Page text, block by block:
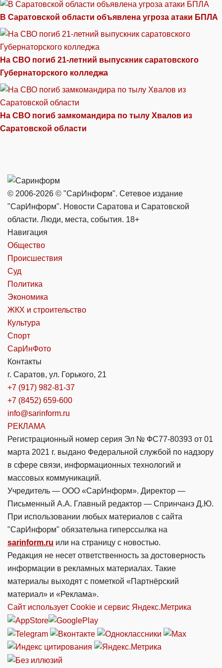
В Саратовской области объявлена угроза атаки БПЛА
На СВО погиб 21-летний выпускник саратовского
Губернаторского колледжа
На СВО погиб замкомандира по тылу Хвалов из
Саратовской области
© 2006-2026 © "СарИнформ". Сетевое издание
"СарИнформ". Новости Саратова и Саратовской
области. Люди, места, события. 18+
Навигация
Общество
Происшествия
Суд
Политика
Экономика
ЖКХ и строительство
Культура
Спорт
СарИнФото
Контакты
г. Саратов, ул. Горького, 21
+7 (917) 982-81-37
+7 (8452) 659-600
info@sarinform.ru
РЕКЛАМА
Регистрационный номер серия Эл № ФС77-80393 от 01
марта 2021 г. выдано Федеральной службой по надзору
в сфере связи, информационных технологий и
массовых коммуникаций.
Учредитель — ООО «СарИнформ». Директор —
Письменный А.А. Главный редактор — Спринчанэ Д.Ю.
При использовании любых материалов с сайта
"СарИнформ" обязательна гиперссылка на
sarinform.ru или на страницу с новостью.
Редакция не несет ответственность за достоверность
информации в рекламных материалах. Такие
материалы выходят с пометкой «Партнёрский
материал» и «Реклама».
Сайт использует Cookie и сервиc Яндекс.Метрика